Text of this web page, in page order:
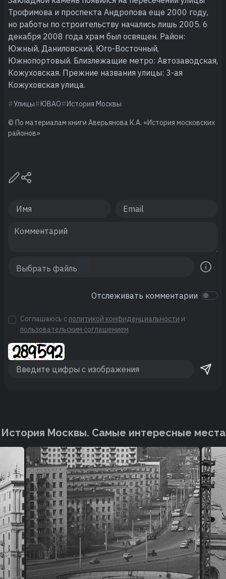
Трофимова и проспекта Андропова еще 2000 году,
но работы по строительству начались лишь 2005. 6
декабря 2008 года храм был освящен. Район:
Южный, Даниловский, Юго-Восточный,
Южнопортовый. Близлежащие метро: Автозаводская,
Кожуховская. Прежние названия улицы: 3-ая
Кожуховская улица.
Улицы ЮВАО История Москвы
© По материалам книги Аверьянова К.А. «История московских
районов»
Отслеживать комментарии
Соглашаюсь с политикой конфиденциальности и
пользовательским соглашением
История Москвы. Cамые интересные места